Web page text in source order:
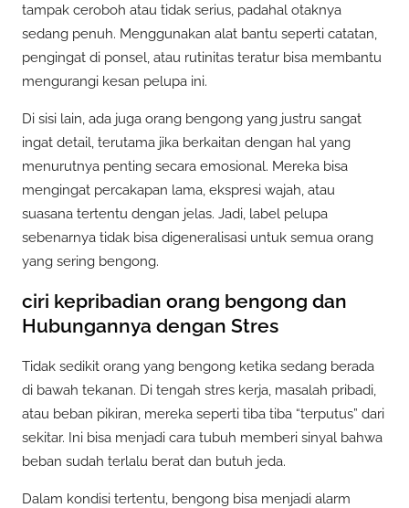
tampak ceroboh atau tidak serius, padahal otaknya
sedang penuh. Menggunakan alat bantu seperti catatan,
pengingat di ponsel, atau rutinitas teratur bisa membantu
mengurangi kesan pelupa ini.
Di sisi lain, ada juga orang bengong yang justru sangat
ingat detail, terutama jika berkaitan dengan hal yang
menurutnya penting secara emosional. Mereka bisa
mengingat percakapan lama, ekspresi wajah, atau
suasana tertentu dengan jelas. Jadi, label pelupa
sebenarnya tidak bisa digeneralisasi untuk semua orang
yang sering bengong.
ciri kepribadian orang bengong dan
Hubungannya dengan Stres
Tidak sedikit orang yang bengong ketika sedang berada
di bawah tekanan. Di tengah stres kerja, masalah pribadi,
atau beban pikiran, mereka seperti tiba tiba “terputus” dari
sekitar. Ini bisa menjadi cara tubuh memberi sinyal bahwa
beban sudah terlalu berat dan butuh jeda.
Dalam kondisi tertentu, bengong bisa menjadi alarm